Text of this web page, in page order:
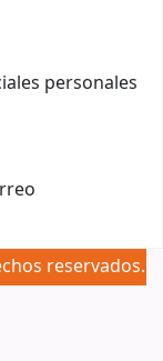
personales
reservados.